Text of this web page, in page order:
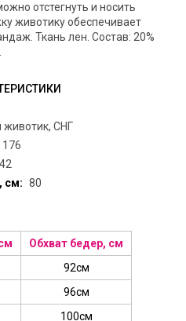
отстегнуть и носить
животику обеспечивает
Ткань лен. Состав: 20%
животик, СНГ
176
42
см: 80
Обхват бедер, см
92см
96см
100см